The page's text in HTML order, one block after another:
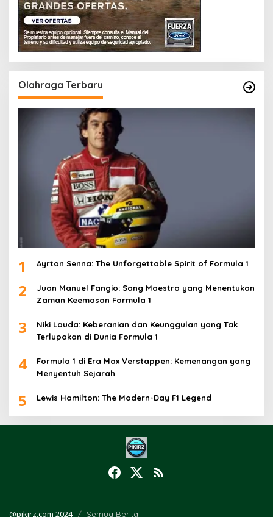
Olahraga Terbaru
1 Ayrton Senna: The Unforgettable Spirit of Formula 1
2
Juan Manuel Fangio: Sang Maestro yang Menentukan
Zaman Keemasan Formula 1
3
Niki Lauda: Keberanian dan Keunggulan yang Tak
Terlupakan di Dunia Formula 1
4
Formula 1 di Era Max Verstappen: Kemenangan yang
Menyentuh Sejarah
5 Lewis Hamilton: The Modern-Day F1 Legend
@pikirz.com 2024 Semua Berita